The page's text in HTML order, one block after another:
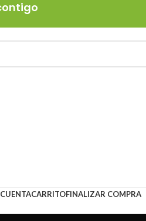
CARRITOFINALIZAR COMPRA